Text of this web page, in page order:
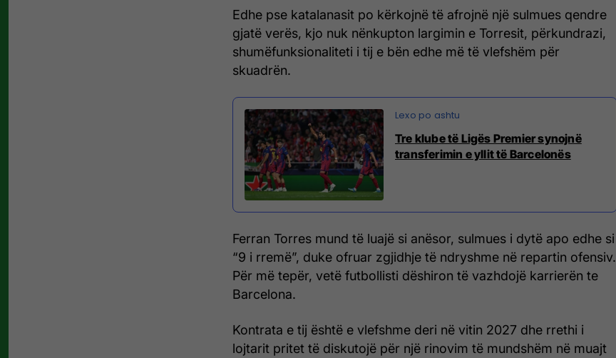
Edhe pse katalanasit po kërkojnë të afrojnë një sulmues qendre
gjatë verës, kjo nuk nënkupton largimin e Torresit, përkundrazi,
shumëfunksionaliteti i tij e bën edhe më të vlefshëm për
skuadrën.
Tre klube të Ligës Premier synojnë
transferimin e yllit të Barcelonës
Ferran Torres mund të luajë si anësor, sulmues i dytë apo edhe si
“9 i rremë”, duke ofruar zgjidhje të ndryshme në repartin ofensiv.
Për më tepër, vetë futbollisti dëshiron të vazhdojë karrierën te
Barcelona.
Kontrata e tij është e vlefshme deri në vitin 2027 dhe rrethi i
lojtarit pritet të diskutojë për një rinovim të mundshëm në muajt